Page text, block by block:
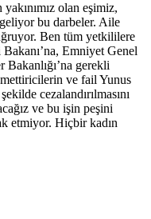
olan eşimiz,
bu darbeler. Aile
Ben tüm yetkililere
Emniyet Genel
gerekli
ve fail Yunus
cezalandırılmasını
ve bu işin peşini
etmiyor. Hiçbir kadın